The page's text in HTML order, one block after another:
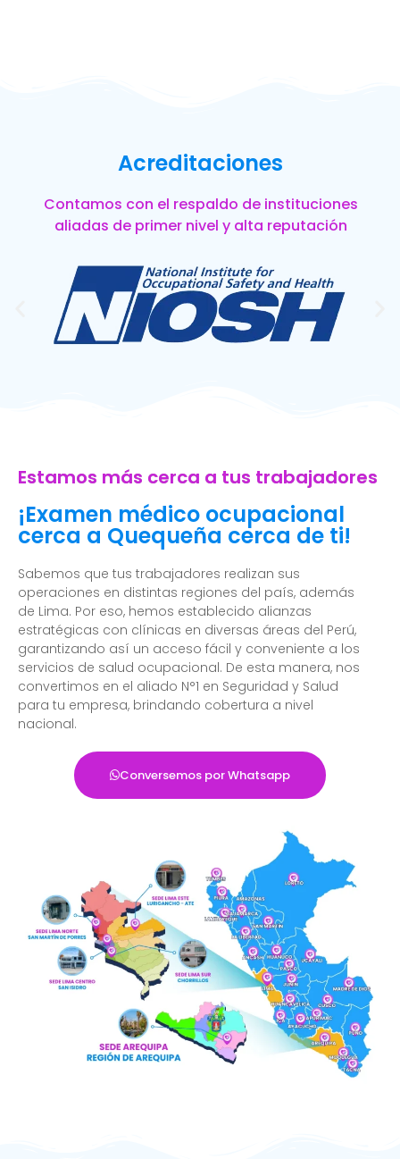
Acreditaciones
Contamos con el respaldo de instituciones
aliadas de primer nivel y alta reputación
Estamos más cerca a tus trabajadores
¡Examen médico ocupacional
cerca a Quequeña cerca de ti!
Sabemos que tus trabajadores realizan sus
operaciones en distintas regiones del país, además
de Lima. Por eso, hemos establecido alianzas
estratégicas con clínicas en diversas áreas del Perú,
garantizando así un acceso fácil y conveniente a los
servicios de salud ocupacional. De esta manera, nos
convertimos en el aliado N°1 en Seguridad y Salud
para tu empresa, brindando cobertura a nivel
nacional.
Conversemos por Whatsapp